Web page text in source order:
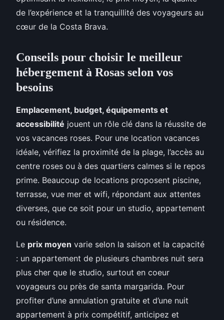
de l’expérience et la tranquillité des voyageurs au
cœur de la Costa Brava.
Conseils pour choisir le meilleur
hébergement à Rosas selon vos
besoins
Emplacement, budget, équipements et
accessibilité jouent un rôle clé dans la réussite de
vos vacances roses. Pour une location vacances
idéale, vérifiez la proximité de la plage, l’accès au
centre roses ou à des quartiers calmes si le repos
prime. Beaucoup de locations proposent piscine,
terrasse, vue mer et wifi, répondant aux attentes
diverses, que ce soit pour un studio, appartement
ou résidence.
Le prix moyen varie selon la saison et la capacité
: un appartement de plusieurs chambres nuit sera
plus cher que le studio, surtout en coeur
voyageurs ou près de santa margarida. Pour
profiter d’une annulation gratuite et d’une nuit
appartement à prix compétitif, anticipez et